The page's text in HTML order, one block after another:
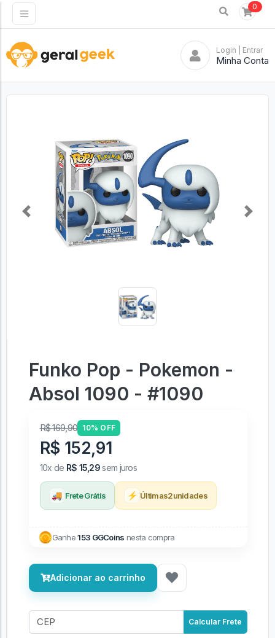
0
Login | Entrar
Minha Conta
Previous Next
Funko Pop - Pokemon -
Absol 1090 - #1090
R$ 169,90 10% OFF
R$ 152,91
10x de R$ 15,29sem juros
🚚 Frete Grátis ⚡ Últimas2unidades
Ganhe153 GGCoins nesta compra
Adicionar ao carrinho
Calcular Frete